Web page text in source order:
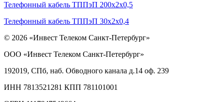
Телефонный кабель ТППэП 200х2х0,5
Телефонный кабель ТППэП 30х2х0,4
© 2026 «Инвест Телеком Санкт-Петербург»
ООО «Инвест Телеком Санкт-Петербург»
192019, СПб, наб. Обводного канала д.14 оф. 239
ИНН 7813521281 КПП 781101001